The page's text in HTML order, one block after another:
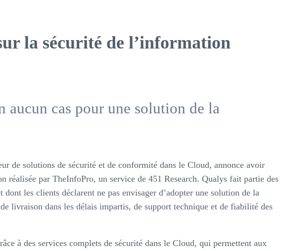
la sécurité de l’information
aucun cas pour une solution de la
solutions de sécurité et de conformité dans le Cloud, annonce avoir
réalisée par TheInfoPro, un service de 451 Research. Qualys fait partie des
les clients déclarent ne pas envisager d’adopter une solution de la
livraison dans les délais impartis, de support technique et de fiabilité des
à des services complets de sécurité dans le Cloud, qui permettent aux